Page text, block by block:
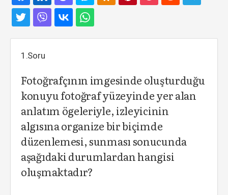
1.Soru
Fotoğrafçının imgesinde oluşturduğu
konuyu fotoğraf yüzeyinde yer alan
anlatım ögeleriyle, izleyicinin
algısına organize bir biçimde
düzenlemesi, sunması sonucunda
aşağıdaki durumlardan hangisi
oluşmaktadır?